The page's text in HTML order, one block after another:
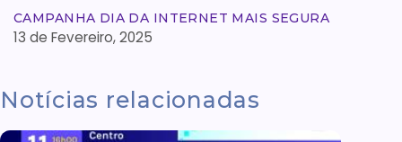
CAMPANHA DIA DA INTERNET MAIS SEGURA
13 de Fevereiro, 2025
Notícias relacionadas